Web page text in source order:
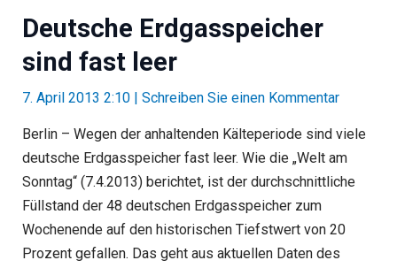
Deutsche Erdgasspeicher
sind fast leer
7. April 2013 2:10 Schreiben Sie einen Kommentar
Berlin – Wegen der anhaltenden Kälteperiode sind viele
deutsche Erdgasspeicher fast leer. Wie die „Welt am
Sonntag“ (7.4.2013) berichtet, ist der durchschnittliche
Füllstand der 48 deutschen Erdgasspeicher zum
Wochenende auf den historischen Tiefstwert von 20
Prozent gefallen. Das geht aus aktuellen Daten des